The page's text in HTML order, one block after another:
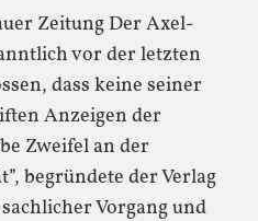
Zeitung Der Axel-
vor der letzten
dass keine seiner
Anzeigen der
Zweifel an der
begründete der Verlag
Vorgang und